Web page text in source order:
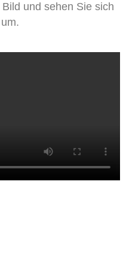
und sehen Sie sich